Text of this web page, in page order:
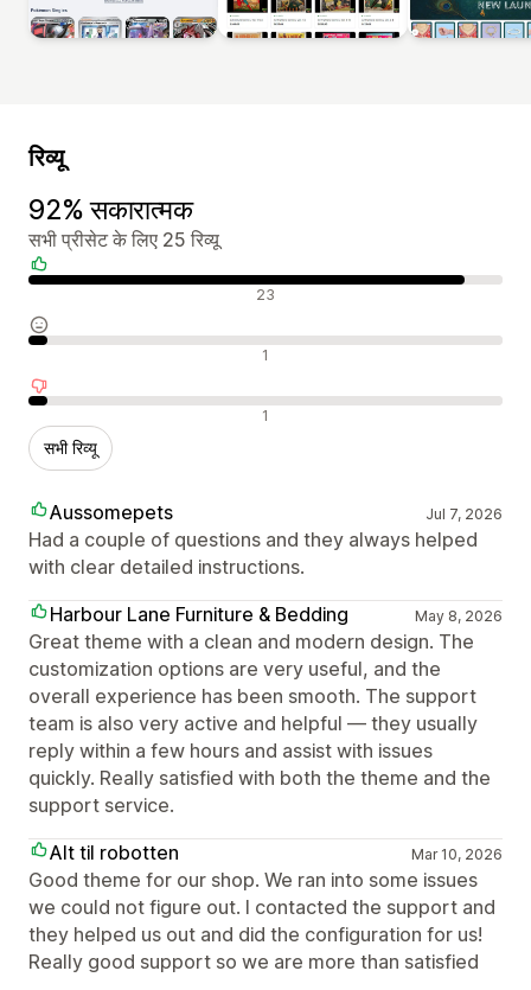
रिव्यू
92% सकारात्मक
सभी प्रीसेट के लिए 25 रिव्यू
सकारात्मक रिव्यू 23
न्यूट्रल रिव्यू 1
नकारात्मक रिव्यू 1
सभी रिव्यू
Aussomepets Jul 7, 2026
Had a couple of questions and they always helped
with clear detailed instructions.
Harbour Lane Furniture & Bedding
May 8, 2026
Great theme with a clean and modern design. The
customization options are very useful, and the
overall experience has been smooth. The support
team is also very active and helpful — they usually
reply within a few hours and assist with issues
quickly. Really satisfied with both the theme and the
support service.
Alt til robotten
Mar 10, 2026
Good theme for our shop. We ran into some issues
we could not figure out. I contacted the support and
they helped us out and did the configuration for us!
Really good support so we are more than satisfied